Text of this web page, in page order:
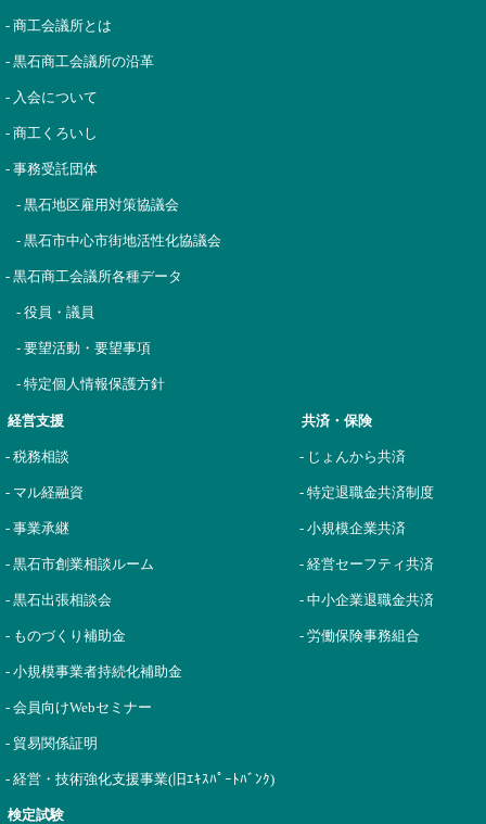
- 商工会議所とは
- 黒石商工会議所の沿革
- 入会について
- 商工くろいし
- 事務受託団体
- 黒石地区雇用対策協議会
- 黒石市中心市街地活性化協議会
- 黒石商工会議所各種データ
- 役員・議員
- 要望活動・要望事項
- 特定個人情報保護方針
経営支援
- 税務相談
- マル経融資
- 事業承継
- 黒石市創業相談ルーム
- 黒石出張相談会
- ものづくり補助金
- 小規模事業者持続化補助金
- 会員向けWebセミナー
- 貿易関係証明
- 経営・技術強化支援事業(旧ｴｷｽﾊﾟｰﾄﾊﾞﾝｸ)
共済・保険
- じょんから共済
- 特定退職金共済制度
- 小規模企業共済
- 経営セーフティ共済
- 中小企業退職金共済
- 労働保険事務組合
検定試験